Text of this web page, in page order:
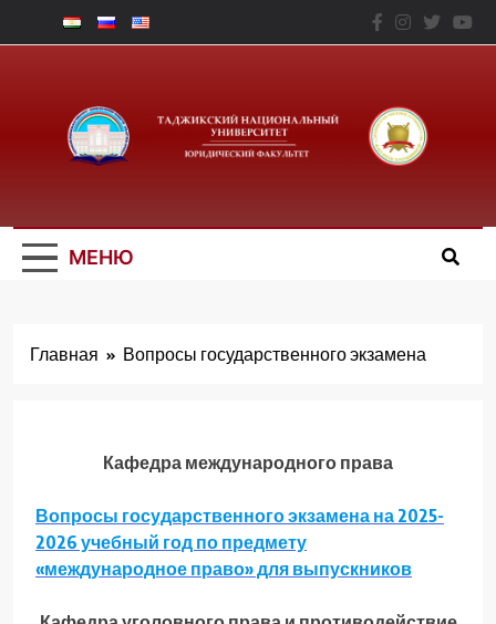
Перейти
к
Юридический
Факальтет – ТНУ
МЕНЮ
Главная Вопросы государственного экзамена
Кафедра международного права
Вопросы государственного экзамена на 2025-
2026 учебный год по предмету
«международное право» для выпускников